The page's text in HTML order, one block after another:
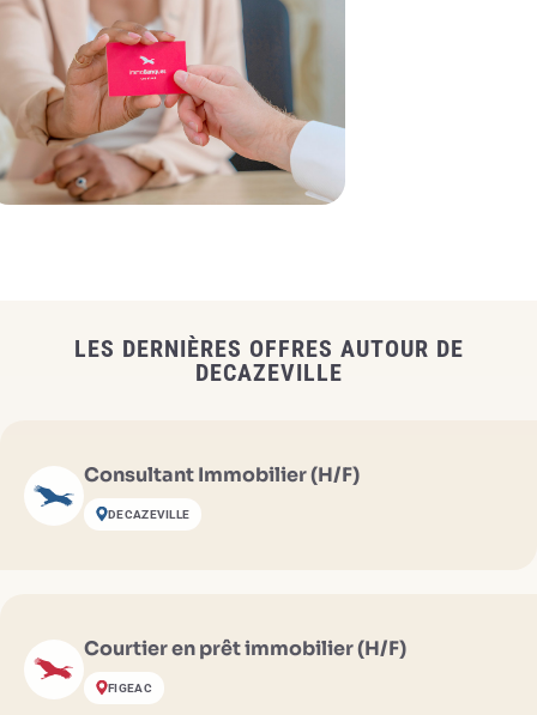
LES DERNIÈRES OFFRES AUTOUR DE
DECAZEVILLE
Consultant Immobilier (H/F)
DECAZEVILLE
Courtier en prêt immobilier (H/F)
FIGEAC